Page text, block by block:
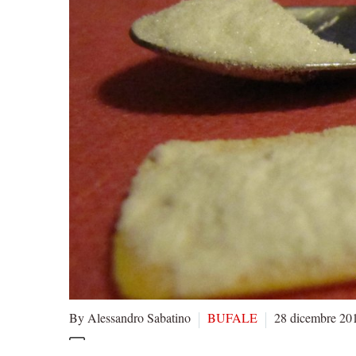
By Alessandro Sabatino BUFALE 28 dicembre